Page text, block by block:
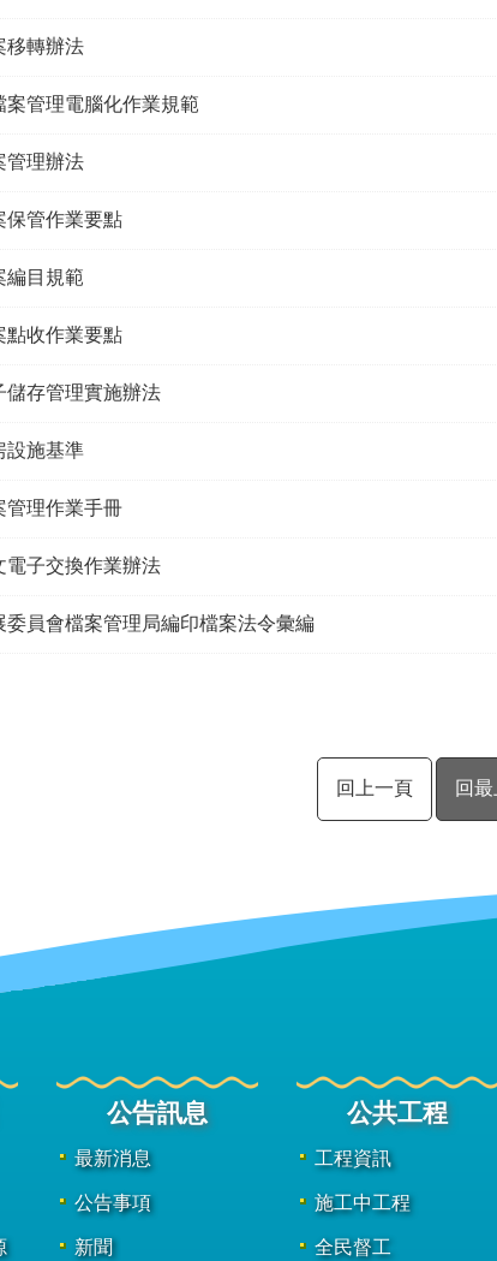
移轉辦法
案管理電腦化作業規範
管理辦法
保管作業要點
編目規範
點收作業要點
儲存管理實施辦法
設施基準
管理作業手冊
電子交換作業辦法
委員會檔案管理局編印檔案法令彙編
回上一頁 回
公告訊息
最新消息
公告事項
新聞
公共工程
工程資訊
施工中工程
全民督工